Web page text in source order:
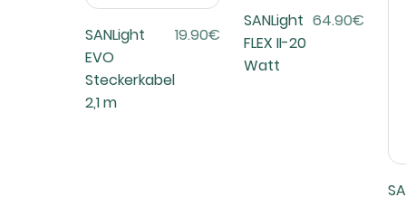
SANLight
EVO
Steckerkabel
2,1 m
19.90€
SANLight
FLEX II-20
Watt
64.90€